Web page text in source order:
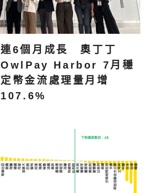
連6個月成長 奧丁丁
OwlPay Harbor 7月穩
定幣金流處理量月增
107.6%